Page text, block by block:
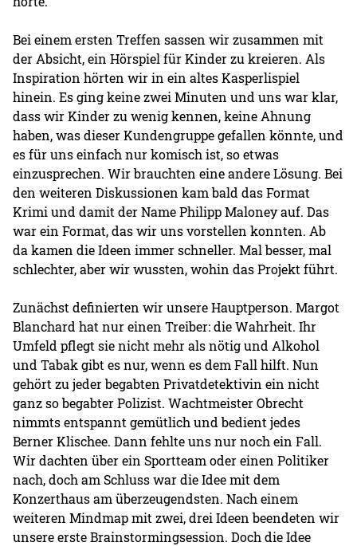
Bei einem ersten Treffen sassen wir zusammen mit
der Absicht, ein Hörspiel für Kinder zu kreieren. Als
Inspiration hörten wir in ein altes Kasperlispiel
hinein. Es ging keine zwei Minuten und uns war klar,
dass wir Kinder zu wenig kennen, keine Ahnung
haben, was dieser Kundengruppe gefallen könnte, und
es für uns einfach nur komisch ist, so etwas
einzusprechen. Wir brauchten eine andere Lösung. Bei
den weiteren Diskussionen kam bald das Format
Krimi und damit der Name Philipp Maloney auf. Das
war ein Format, das wir uns vorstellen konnten. Ab
da kamen die Ideen immer schneller. Mal besser, mal
schlechter, aber wir wussten, wohin das Projekt führt.
Zunächst definierten wir unsere Hauptperson. Margot
Blanchard hat nur einen Treiber: die Wahrheit. Ihr
Umfeld pflegt sie nicht mehr als nötig und Alkohol
und Tabak gibt es nur, wenn es dem Fall hilft. Nun
gehört zu jeder begabten Privatdetektivin ein nicht
ganz so begabter Polizist. Wachtmeister Obrecht
nimmts entspannt gemütlich und bedient jedes
Berner Klischee. Dann fehlte uns nur noch ein Fall.
Wir dachten über ein Sportteam oder einen Politiker
nach, doch am Schluss war die Idee mit dem
Konzerthaus am überzeugendsten. Nach einem
weiteren Mindmap mit zwei, drei Ideen beendeten wir
unsere erste Brainstormingsession. Doch die Idee